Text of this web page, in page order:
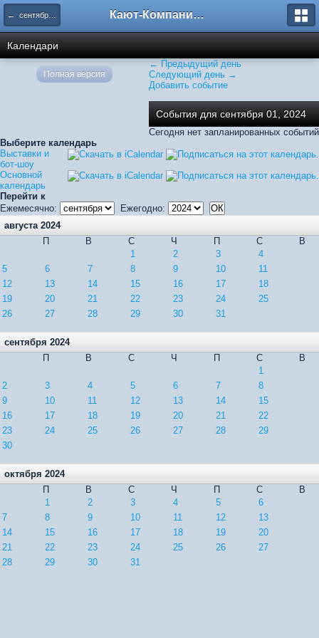
← сентября 2024 Кают-Компания "Катера и Яхты"
Календари
← Предыдущий день
Следующий день →
Добавить событие
События для сентября 01, 2024
Сегодня нет запланированных событий
Выберите календарь
Выставки и
бот-шоу
Основной
календарь
Перейти к
Ежемесячно:
Ежегодно:
августа 2024
П
В С Ч П С
В
1
2 3
4
5
6 7 8 9 10
11
12
13 14 15 16 17
18
19
20 21 22 23 24
25
26
27 28 29 30 31
сентября 2024
П
В С Ч П С
В
1
2
3 4 5 6 7
8
9
10 11 12 13 14
15
16
17 18 19 20 21
22
23
24 25 26 27 28
29
30
октября 2024
П
В С Ч П С
В
1
2 3 4 5
6
7
8 9 10 11 12
13
14
15 16 17 18 19
20
21
22 23 24 25 26
27
28
29 30 31
Полная версия